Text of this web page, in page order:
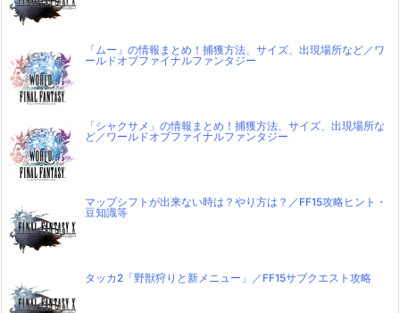
「ムー」の情報まとめ！捕獲方法、サイズ、出現場所など／ワ
ールドオブファイナルファンタジー
「シャクサメ」の情報まとめ！捕獲方法、サイズ、出現場所な
ど／ワールドオブファイナルファンタジー
マップシフトが出来ない時は？やり方は？／FF15攻略ヒント・
豆知識等
タッカ2「野獣狩りと新メニュー」／FF15サブクエスト攻略